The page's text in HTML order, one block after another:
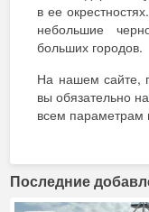
в ее
небольшие
больших городов.
На нашем сайте,
вы обязательно
всем параметрам
Последние